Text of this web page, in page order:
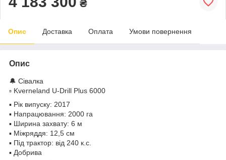
₴
Опис Доставка Оплата Умови повернення
Опис
🔔 Сівалка
▫️ Kverneland U-Drill Plus 6000
▪️ Рік випуску: 2017
▪️ Напрацювання: 2000 га
▪️ Ширина захвату: 6 м
▪️ Міжряддя: 12,5 см
▪️ Під трактор: від 240 к.с.
▪️ Добрива